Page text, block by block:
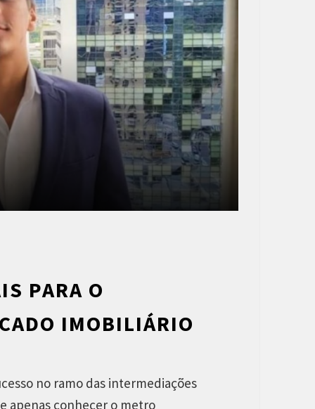
PARA O
IMOBILIÁRIO
no ramo das intermediações
apenas conhecer o metro